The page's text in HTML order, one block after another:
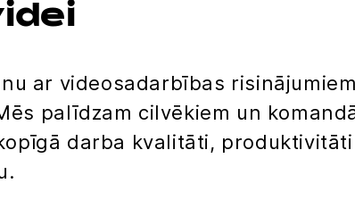
ar videosadarbības
palīdzam cilvēkiem un
darba kvalitāti, produktivitāti